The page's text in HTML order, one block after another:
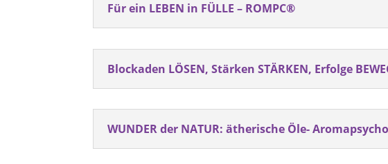
Für ein LEBEN in FÜLLE – ROMPC®
Blockaden LÖSEN, Stärken STÄRKEN, Erfolge
WUNDER der NATUR: ätherische Öle-